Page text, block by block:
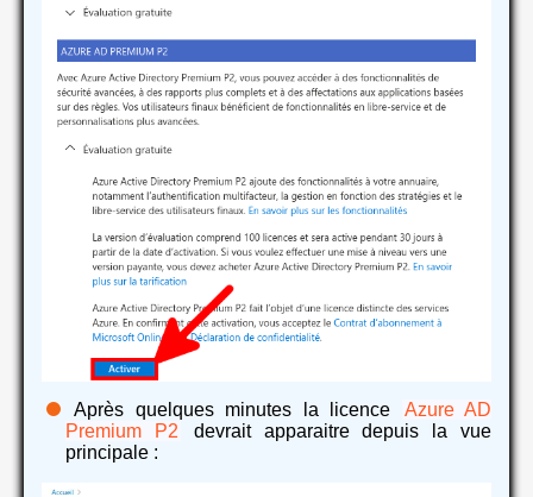
Après quelques minutes la licence
Azure AD
Premium P2
devrait apparaitre depuis la vue
principale :